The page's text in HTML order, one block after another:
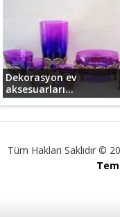
Dekorasyon ev
aksesuarları...
Tüm Hakları Saklıdır ©